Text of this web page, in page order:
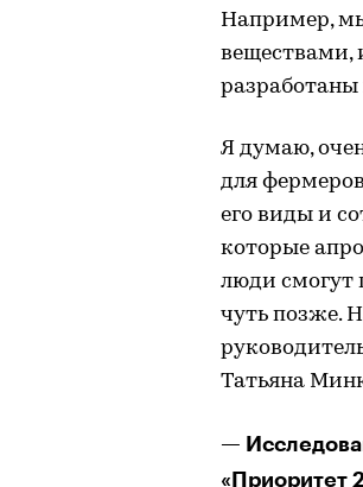
Например,
веществами,
разработаны
Я думаю,
для
его виды и
которые
люди смогут
чуть позже.
Татьяна
—
«Приоритет